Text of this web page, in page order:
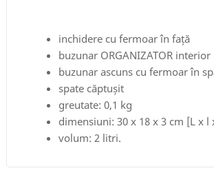
inchidere cu fermoar în față
buzunar ORGANIZATOR interior
buzunar ascuns cu fermoar în
spate căptușit
greutate: 0,1 kg
dimensiuni: 30 x 18 x 3 cm [L x l
volum: 2 litri.